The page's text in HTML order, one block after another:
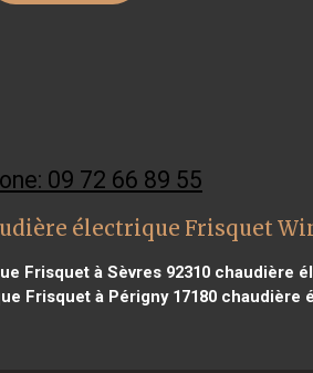
09 72 66 89 55
électrique Frisquet
Frisquet à Sèvres 92310chaudière
Frisquet à Périgny 17180 chaudière